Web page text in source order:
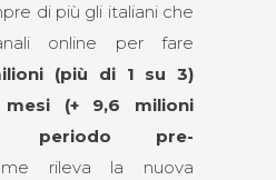
di più gli italiani che
online per fare
(più di 1 su 3)
(+ 9,6 milioni
periodo pre-
rileva la nuova